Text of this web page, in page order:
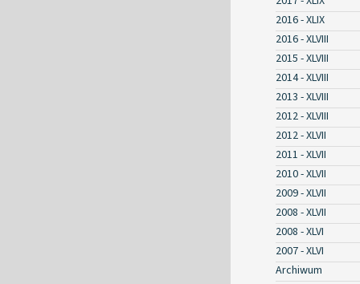
2016 - XLIX
2016 - XLVIII
2015 - XLVIII
2014 - XLVIII
2013 - XLVIII
2012 - XLVIII
2012 - XLVII
2011 - XLVII
2010 - XLVII
2009 - XLVII
2008 - XLVII
2008 - XLVI
2007 - XLVI
Archiwum